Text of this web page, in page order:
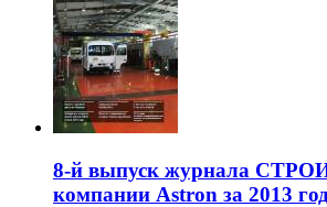
8-й выпуск журнала
компании Astron за 2013 год